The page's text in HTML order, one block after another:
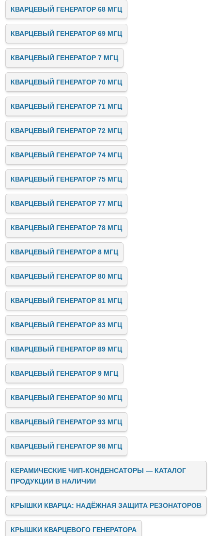
КВАРЦЕВЫЙ ГЕНЕРАТОР 68 МГЦ
КВАРЦЕВЫЙ ГЕНЕРАТОР 69 МГЦ
КВАРЦЕВЫЙ ГЕНЕРАТОР 7 МГЦ
КВАРЦЕВЫЙ ГЕНЕРАТОР 70 МГЦ
КВАРЦЕВЫЙ ГЕНЕРАТОР 71 МГЦ
КВАРЦЕВЫЙ ГЕНЕРАТОР 72 МГЦ
КВАРЦЕВЫЙ ГЕНЕРАТОР 74 МГЦ
КВАРЦЕВЫЙ ГЕНЕРАТОР 75 МГЦ
КВАРЦЕВЫЙ ГЕНЕРАТОР 77 МГЦ
КВАРЦЕВЫЙ ГЕНЕРАТОР 78 МГЦ
КВАРЦЕВЫЙ ГЕНЕРАТОР 8 МГЦ
КВАРЦЕВЫЙ ГЕНЕРАТОР 80 МГЦ
КВАРЦЕВЫЙ ГЕНЕРАТОР 81 МГЦ
КВАРЦЕВЫЙ ГЕНЕРАТОР 83 МГЦ
КВАРЦЕВЫЙ ГЕНЕРАТОР 89 МГЦ
КВАРЦЕВЫЙ ГЕНЕРАТОР 9 МГЦ
КВАРЦЕВЫЙ ГЕНЕРАТОР 90 МГЦ
КВАРЦЕВЫЙ ГЕНЕРАТОР 93 МГЦ
КВАРЦЕВЫЙ ГЕНЕРАТОР 98 МГЦ
КЕРАМИЧЕСКИЕ ЧИП-КОНДЕНСАТОРЫ — КАТАЛОГ
ПРОДУКЦИИ В НАЛИЧИИ
КРЫШКИ КВАРЦА: НАДЁЖНАЯ ЗАЩИТА РЕЗОНАТОРОВ
КРЫШКИ КВАРЦЕВОГО ГЕНЕРАТОРА